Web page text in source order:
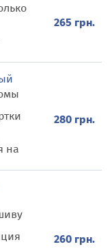
265 грн.
на
280 грн.
260 грн.